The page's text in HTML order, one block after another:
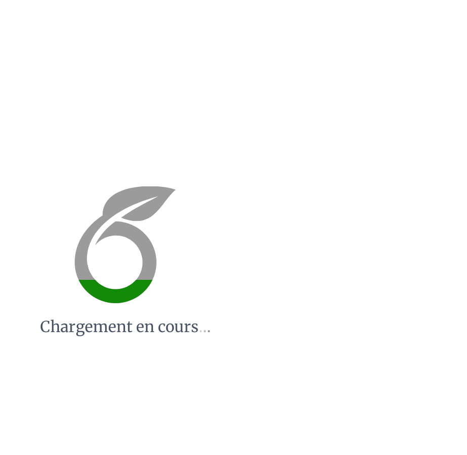
Chargement en cours...